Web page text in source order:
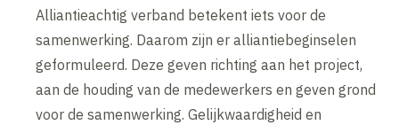
Alliantieachtig verband betekent iets voor de
samenwerking. Daarom zijn er alliantiebeginselen
geformuleerd. Deze geven richting aan het project,
aan de houding van de medewerkers en geven grond
voor de samenwerking. Gelijkwaardigheid en